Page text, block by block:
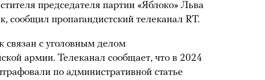
председателя партии «Яблоко» Льва
сообщил пропагандистский телеканал RT.
связан с уголовным делом
армии. Телеканал сообщает, что в 2024
по административной статье